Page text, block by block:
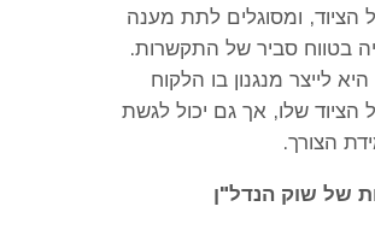
הציוד, ומסוגלים לתת מענה
בטווח סביר של התקשרות.
לייצר מנגנון בו הלקוח
הציוד שלו, אך גם יכול לגשת
הצורך.
של שוק הנדל"ן